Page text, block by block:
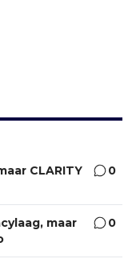
CLARITY
0
maar
0